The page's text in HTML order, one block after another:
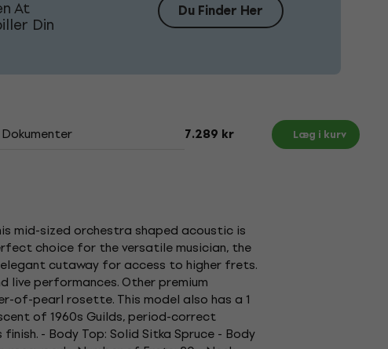
At
Din
Du Finder Her
Dokumenter 7.289 kr Læg i kurv
mid-sized orchestra shaped acoustic is
choice for the versatile musician, the
cutaway for access to higher frets.
performances. Other premium
of-pearl rosette. This model also has a 1
of 1960s Guilds, period-correct
- Body Top: Solid Sitka Spruce - Body